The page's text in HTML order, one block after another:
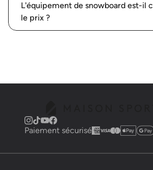
L'équipement de snowboard est-il
le prix ?
Paiement sécurisé